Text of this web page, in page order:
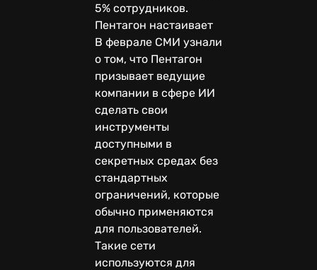
5% сотрудников.
Пентагон настаивает
В феврале СМИ узнали
о том, что Пентагон
призывает ведущие
компании в сфере ИИ
сделать свои
инструменты
доступными в
секретных средах без
стандартных
ограничений, которые
обычно применяются
для пользователей.
Такие сети
используются для